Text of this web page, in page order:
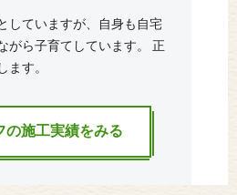
していますが、自身も自宅
がら子育てしています。 正
ます。
の施工実績をみる